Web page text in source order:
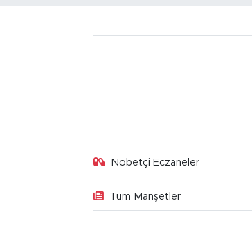
Nöbetçi Eczaneler
Tüm Manşetler